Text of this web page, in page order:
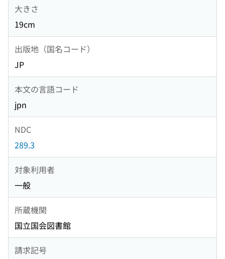
大きさ
19cm
出版地（国名コード）
JP
本文の言語コード
jpn
NDC
289.3
対象利用者
一般
所蔵機関
国立国会図書館
請求記号